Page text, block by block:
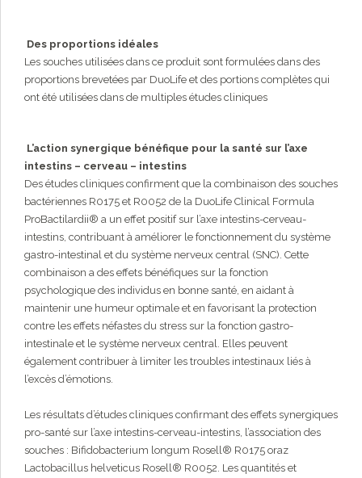
Des proportions idéales
Les souches utilisées dans ce produit sont formulées dans des
proportions brevetées par DuoLife et des portions complètes qui
ont été utilisées dans de multiples études cliniques
L’action synergique bénéfique pour la santé sur l’axe
intestins – cerveau – intestins
Des études cliniques confirment que la combinaison des souches
bactériennes R0175 et R0052 de la DuoLife Clinical Formula
ProBactilardii® a un effet positif sur l’axe intestins-cerveau-
intestins, contribuant à améliorer le fonctionnement du système
gastro-intestinal et du système nerveux central (SNC). Cette
combinaison a des effets bénéfiques sur la fonction
psychologique des individus en bonne santé, en aidant à
maintenir une humeur optimale et en favorisant la protection
contre les effets néfastes du stress sur la fonction gastro-
intestinale et le système nerveux central. Elles peuvent
également contribuer à limiter les troubles intestinaux liés à
l’excès d’émotions.
Les résultats d’études cliniques confirmant des effets synergiques
pro-santé sur l’axe intestins-cerveau-intestins, l’association des
souches : Bifidobacterium longum Rosell® R0175 oraz
Lactobacillus helveticus Rosell® R0052. Les quantités et